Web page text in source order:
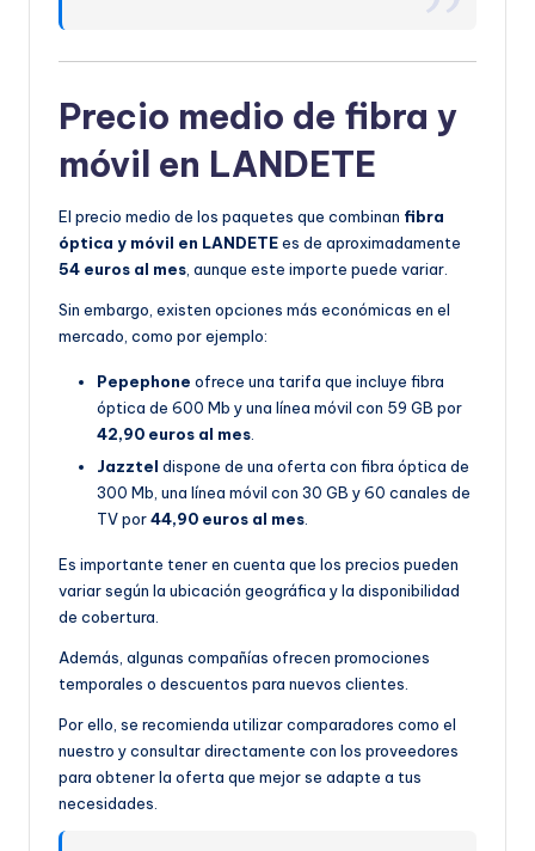
Precio medio de fibra y
móvil en LANDETE
El precio medio de los paquetes que combinan fibra
óptica y móvil en LANDETEes de aproximadamente
54 euros al mes , aunque este importe puede variar.
Sin embargo, existen opciones más económicas en el
mercado, como por ejemplo:
Pepephone ofrece una tarifa que incluye fibra
óptica de 600 Mb y una línea móvil con 59 GB por
42,90 euros al mes
Jazztel dispone de una oferta con fibra óptica de
300 Mb, una línea móvil con 30 GB y 60 canales de
TV por44,90 euros al mes
Es importante tener en cuenta que los precios pueden
variar según la ubicación geográfica y la disponibilidad
de cobertura.
Además, algunas compañías ofrecen promociones
temporales o descuentos para nuevos clientes.
Por ello, se recomienda utilizar comparadores como el
nuestro y consultar directamente con los proveedores
para obtener la oferta que mejor se adapte a tus
necesidades.